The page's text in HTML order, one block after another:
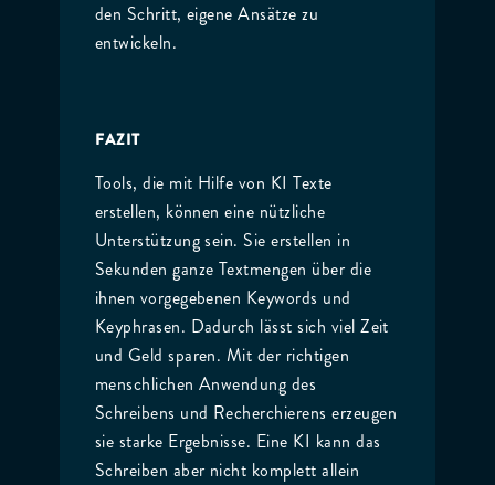
den Schritt, eigene Ansätze zu
entwickeln.
FAZIT
Tools, die mit Hilfe von KI Texte
erstellen, können eine nützliche
Unterstützung sein. Sie erstellen in
Sekunden ganze Textmengen über die
ihnen vorgegebenen Keywords und
Keyphrasen. Dadurch lässt sich viel Zeit
und Geld sparen. Mit der richtigen
menschlichen Anwendung des
Schreibens und Recherchierens erzeugen
sie starke Ergebnisse. Eine KI kann das
Schreiben aber nicht komplett allein